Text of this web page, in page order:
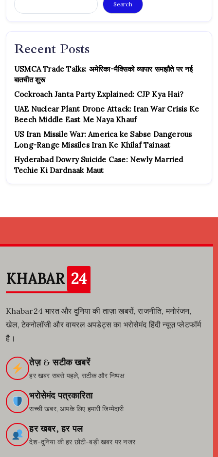
Search
Recent Posts
USMCA Trade Talks: अमेरिका-मैक्सिको व्यापार समझौते पर नई
बातचीत शुरू
Cockroach Janta Party Explained: CJP Kya Hai?
UAE Nuclear Plant Drone Attack: Iran War Crisis Ke
Beech Middle East Me Naya Khauf
US Iran Missile War: America ke Sabse Dangerous
Long-Range Missiles Iran Ke Khilaf Tainaat
Hyderabad Dowry Suicide Case: Newly Married
Techie Ki Dardnaak Maut
KHABAR 24
Khabar24 भारत और दुनिया की ताज़ा खबरों, राजनीति, मनोरंजन,
खेल, टेक्नोलॉजी और वायरल अपडेट्स का भरोसेमंद हिंदी न्यूज़ प्लेटफॉर्म
है।
तेज़ & सटीक खबरें
हर खबर सबसे पहले, सटीक और निष्पक्ष
भरोसेमंद पत्रकारिता
सच्ची खबर, आपके लिए हमारी जिम्मेदारी
हर खबर, हर पल
देश-दुनिया की हर छोटी-बड़ी खबर पर नजर